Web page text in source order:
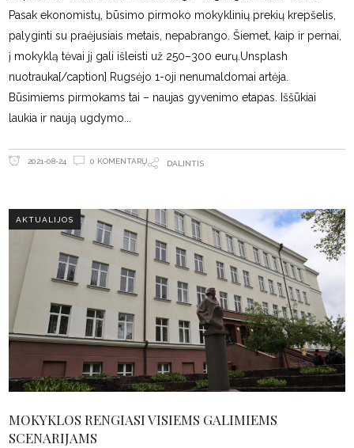
Pasak ekonomistų, būsimo pirmoko mokyklinių prekių krepšelis,
palyginti su praėjusiais metais, nepabrango. Šiemet, kaip ir pernai,
į mokyklą tėvai jį gali išleisti už 250–300 eurų.Unsplash
nuotrauka[/caption] Rugsėjo 1-oji nenumaldomai artėja.
Būsimiems pirmokams tai – naujas gyvenimo etapas. Iššūkiai
laukia ir naują ugdymo
2021-08-24 0 KOMENTARŲ DALINTIS
AKTUALIJOS
MOKYKLOS RENGIASI VISIEMS GALIMIEMS
SCENARIJAMS